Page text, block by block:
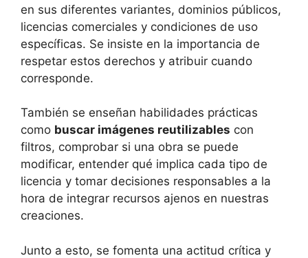
en sus diferentes variantes, dominios públicos,
licencias comerciales y condiciones de uso
específicas. Se insiste en la importancia de
respetar estos derechos y atribuir cuando
corresponde.
También se enseñan habilidades prácticas
como buscar imágenes reutilizables con
filtros, comprobar si una obra se puede
modificar, entender qué implica cada tipo de
licencia y tomar decisiones responsables a la
hora de integrar recursos ajenos en nuestras
creaciones.
Junto a esto, se fomenta una actitud crítica y